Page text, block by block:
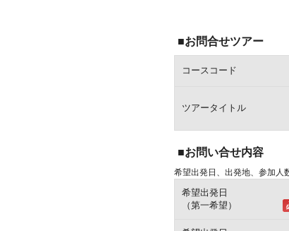
■お問合せツアー
コースコード
ツアータイトル
■お問い合せ内容
希望出発日、出発地、参加人
希望出発日
（第一希望）